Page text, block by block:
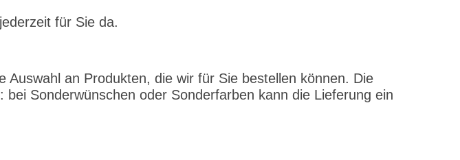
für Sie da.
an Produkten, die wir für Sie bestellen können. Die
Sonderwünschen oder Sonderfarben kann die Lieferung ein